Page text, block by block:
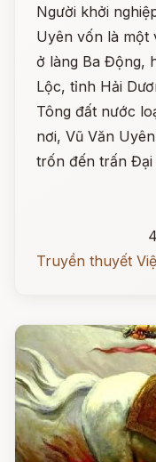
Người khởi
Uyên vốn là một
ở làng Ba Động,
Lộc, tỉnh Hải
Tông đất nước
nơi, Vũ Văn
trốn đến trấn Đại
Truyền thuyết